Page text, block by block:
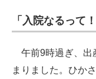
「入院なるって！
午前9時過ぎ、出
まりました。ひか